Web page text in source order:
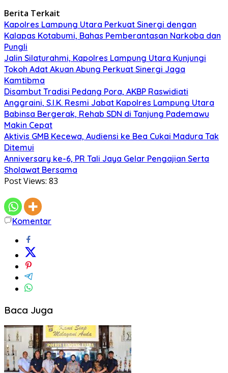
Berita Terkait
Kapolres Lampung Utara Perkuat Sinergi dengan
Kalapas Kotabumi, Bahas Pemberantasan Narkoba dan
Pungli
Jalin Silaturahmi, Kapolres Lampung Utara Kunjungi
Tokoh Adat Akuan Abung Perkuat Sinergi Jaga
Kamtibma
Disambut Tradisi Pedang Pora, AKBP Raswidiati
Anggraini, S.I.K. Resmi Jabat Kapolres Lampung Utara
Babinsa Bergerak, Rehab SDN di Tanjung Pademawu
Makin Cepat
Aktivis GMB Kecewa, Audiensi ke Bea Cukai Madura Tak
Ditemui
Anniversary ke-6, PR Tali Jaya Gelar Pengajian Serta
Sholawat Bersama
Post Views: 83
Komentar
Baca Juga